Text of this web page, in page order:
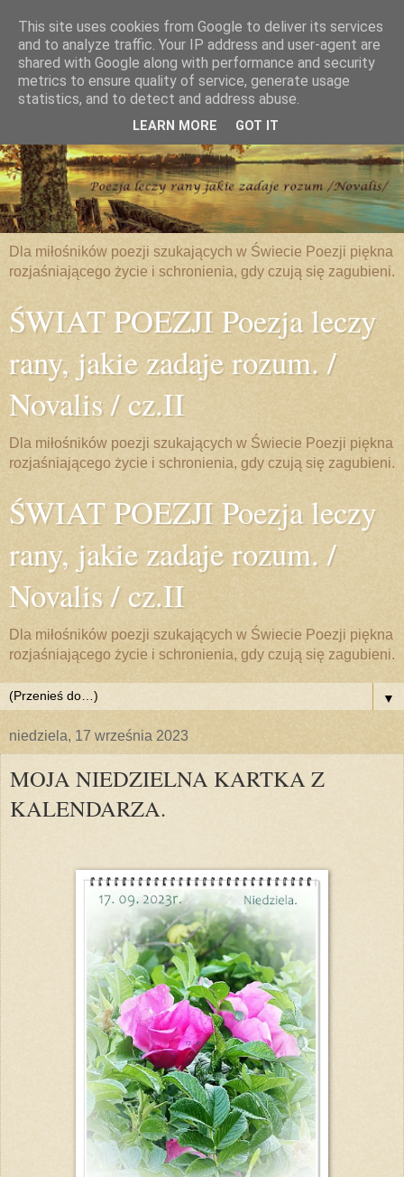
Dla miłośników poezji szukających w Świecie Poezji piękna
rozjaśniającego życie i schronienia, gdy czują się zagubieni.
ŚWIAT POEZJI Poezja leczy
rany, jakie zadaje rozum. /
Novalis / cz.II
Dla miłośników poezji szukających w Świecie Poezji piękna
rozjaśniającego życie i schronienia, gdy czują się zagubieni.
ŚWIAT POEZJI Poezja leczy
rany, jakie zadaje rozum. /
Novalis / cz.II
Dla miłośników poezji szukających w Świecie Poezji piękna
rozjaśniającego życie i schronienia, gdy czują się zagubieni.
▼
niedziela, 17 września 2023
MOJA NIEDZIELNA KARTKA Z
KALENDARZA.
This site uses cookies from Google to deliver its services
and to analyze traffic. Your IP address and user-agent are
shared with Google along with performance and security
metrics to ensure quality of service, generate usage
statistics, and to detect and address abuse.
LEARN MORE GOT IT